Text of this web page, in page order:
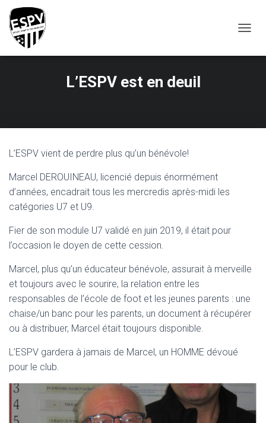
V
L’ESPV est en deuil
L’ESPV vient de perdre plus qu’un bénévole!
Marcel DEROUINEAU, licencié depuis énormément
d’années, encadrait tous les mercredis après-midi les
catégories U7 et U9.
Fier de son module U7 validé en juin 2019, il était pour
l’occasion le doyen de cette cession.
Marcel, plus qu’un éducateur bénévole, assurait à merveille
et toujours avec le sourire, la relation entre les
responsables de l’école de foot et les jeunes parents : une
chaise/un banc pour les parents, un document à récupérer
ou à distribuer, Marcel était toujours disponible.
L’ESPV gardera à jamais de Marcel, un HOMME dévoué
pour le club.